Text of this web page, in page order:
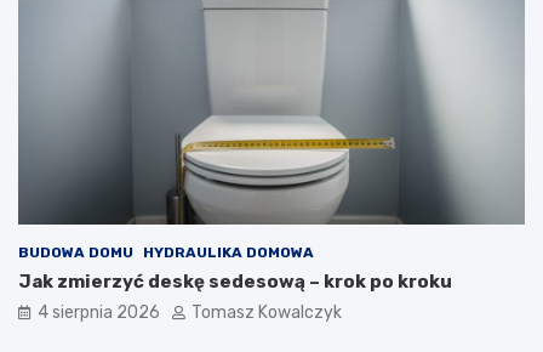
BUDOWA DOMU HYDRAULIKA DOMOWA
Jak zmierzyć deskę sedesową – krok po kroku
4 sierpnia 2026 Tomasz Kowalczyk